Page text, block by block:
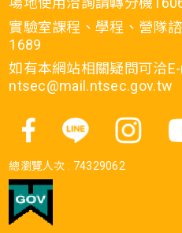
實驗室課程、學程、營隊
1689
如有本網站相關疑問可洽E-
ntsec@mail.ntsec.gov.tw
總瀏覽人次 : 74329062